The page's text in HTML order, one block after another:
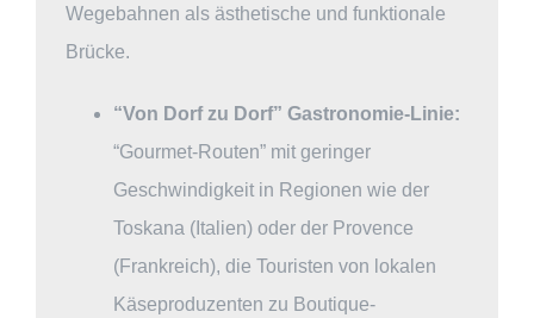
Wegebahnen als ästhetische und funktionale
Brücke.
“Von Dorf zu Dorf” Gastronomie-Linie:
“Gourmet-Routen” mit geringer
Geschwindigkeit in Regionen wie der
Toskana (Italien) oder der Provence
(Frankreich), die Touristen von lokalen
Käseproduzenten zu Boutique-